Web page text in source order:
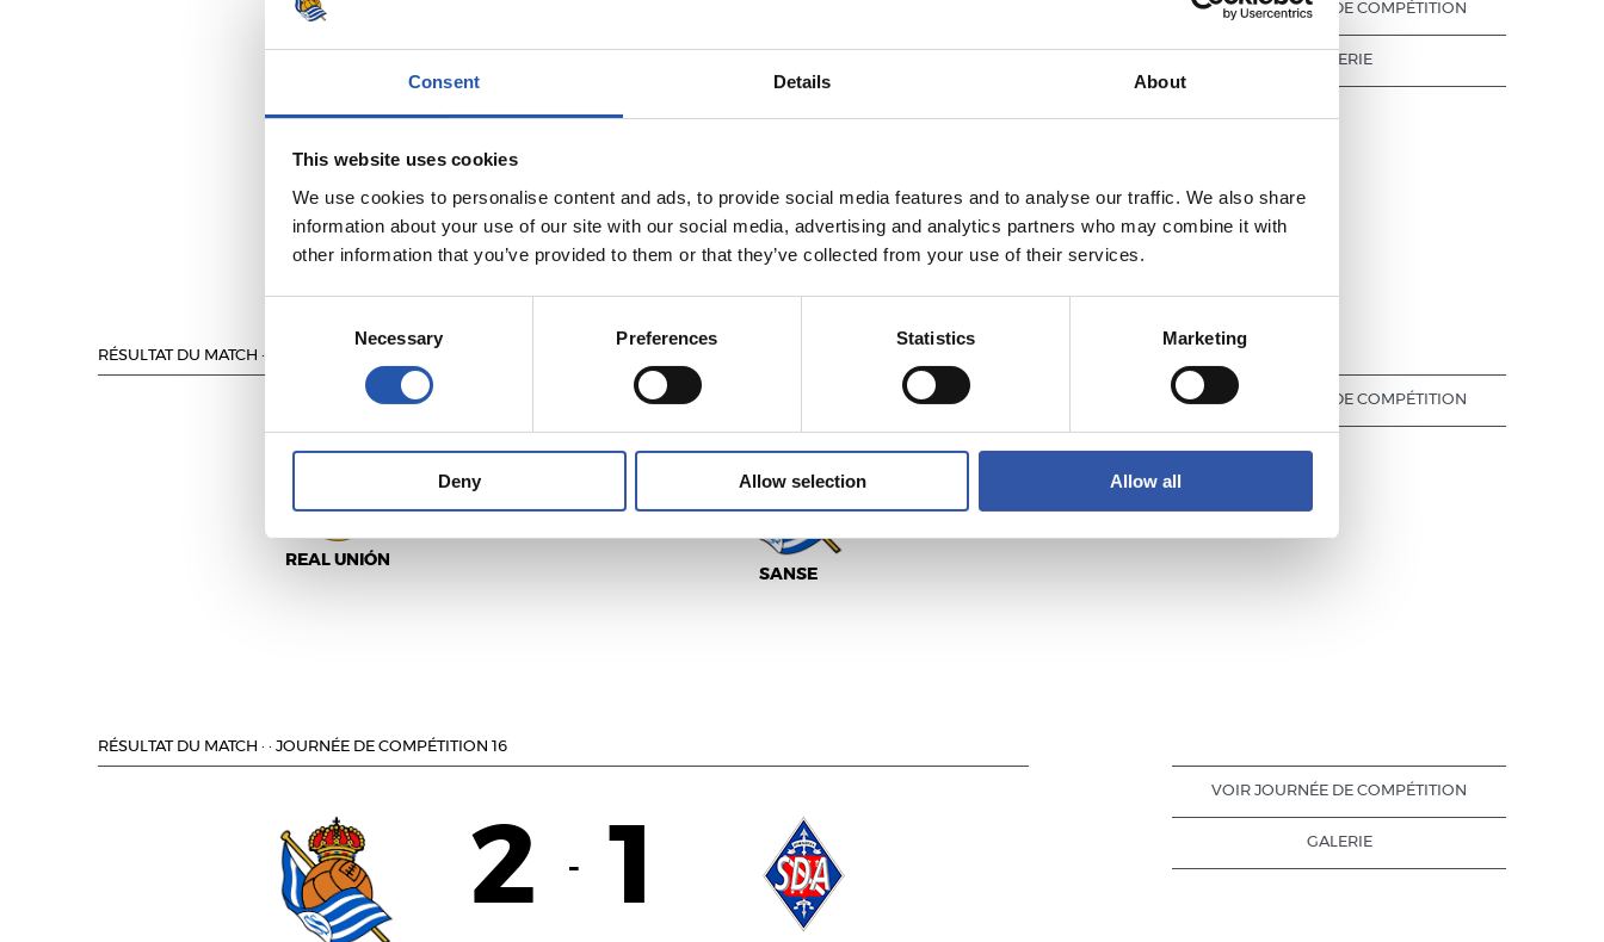
Consent Details About
This website uses cookies
We use cookies to personalise content and ads, to provide social media features and to analyse our traffic. We also share
information about your use of our site with our social media, advertising and analytics partners who may combine it with
other information that you’ve provided to them or that they’ve collected from your use of their services.
Necessary Preferences Statistics Marketing
Deny Allow selection Allow all
3 0
VOIR JOURNÉE DE COMPÉTITION
GALERIE
RÉSULTAT DU MATCH ·
REAL UNIÓN
3 1
SANSE
VOIR JOURNÉE DE COMPÉTITION
RÉSULTAT DU MATCH · · JOURNÉE DE COMPÉTITION 16
2 - 1
VOIR JOURNÉE DE COMPÉTITION
GALERIE